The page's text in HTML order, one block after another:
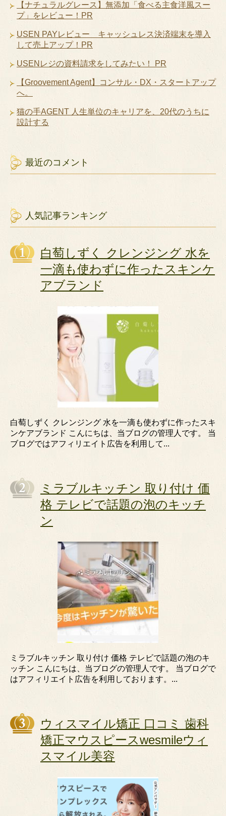
【ナチュラルグレース】無添加「食べる主食洋風スー
プ」をレビュー！PR
USEN PAYレビュー キャッシュレス決済端末を導入
して売上アップ！PR
USENレジの資料請求をしてみたい！ PR
【Groovement Agent】コンサル・DX・スタートアップ
へ。
猫の手AGENT 人生単位のキャリアを、20代のうちに
設計する
最近のコメント
人気記事ランキング
白萄しずく クレンジング 水を
一滴も使わずに作ったスキンケ
アブランド
白萄しずく クレンジング 水を一滴も使わずに作ったスキ
ンケアブランド こんにちは、当ブログの管理人です。 当
ブログではアフィリエイト広告を利用して...
ミラブルキッチン 取り付け 価
格 テレビで話題の泡のキッチ
ン
ミラブルキッチン 取り付け 価格 テレビで話題の泡のキ
ッチン こんにちは、当ブログの管理人です。 当ブログで
はアフィリエイト広告を利用しております。...
ウィスマイル矯正 口コミ 歯科
矯正マウスピースwesmileウィ
スマイル美容